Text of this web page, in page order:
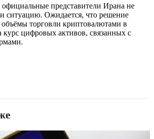
представители Ирана не
ситуацию. Ожидается, что решение
торговли криптовалютами в
курс цифровых активов, связанных с